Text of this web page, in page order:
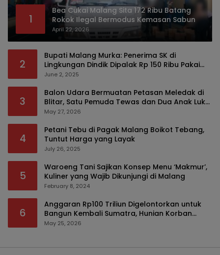
1
Bea Cukai Malang Sita 172 Ribu Batang
Rokok Ilegal Bermodus Kemasan Sabun
April 22, 2026
2
Bupati Malang Murka: Penerima SK di
Lingkungan Dindik Dipalak Rp 150 Ribu Pakai
Modus Tumpengan, KPK Turut Pantau
June 2, 2025
3
Balon Udara Bermuatan Petasan Meledak di
Blitar, Satu Pemuda Tewas dan Dua Anak Luka
Serius
May 27, 2026
4
Petani Tebu di Pagak Malang Boikot Tebang,
Tuntut Harga yang Layak
July 26, 2025
5
Waroeng Tani Sajikan Konsep Menu ‘Makmur’,
Kuliner yang Wajib Dikunjungi di Malang
February 8, 2024
6
Anggaran Rp100 Triliun Digelontorkan untuk
Bangun Kembali Sumatra, Hunian Korban
Bencana Bakal Difokuskan
May 25, 2026